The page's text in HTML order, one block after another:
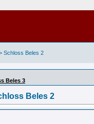
Schloss Beles 2
Beles 3
Beles 2